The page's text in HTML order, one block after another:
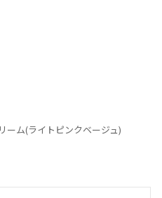
ーム(ライトピンクベージュ)